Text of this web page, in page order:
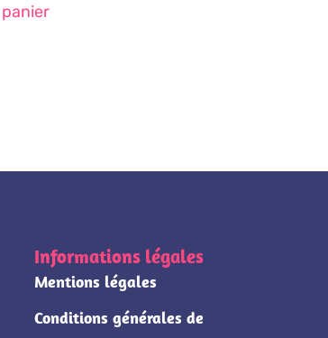
Informations légales
Mentions légales
Conditions générales de